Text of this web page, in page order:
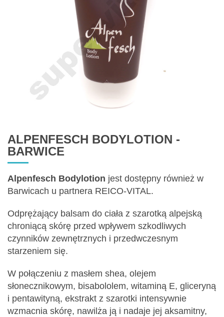
ALPENFESCH BODYLOTION -
BARWICE
Alpenfesch Bodylotion jest dostępny również w
Barwicach u partnera REICO-VITAL.
Odprężający balsam do ciała z szarotką alpejską
chroniącą skórę przed wpływem szkodliwych
czynników zewnętrznych i przedwczesnym
starzeniem się.
W połączeniu z masłem shea, olejem
słonecznikowym, bisabololem, witaminą E, gliceryną
i pentawityną, ekstrakt z szarotki intensywnie
wzmacnia skórę, nawilża ją i nadaje jej aksamitny,